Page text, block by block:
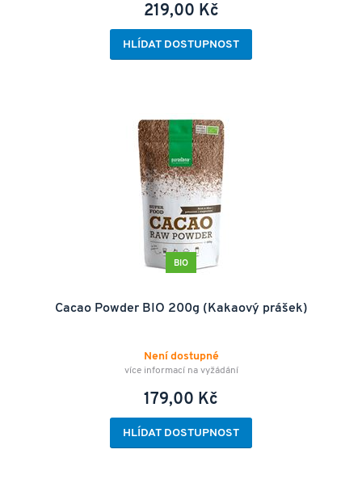
219,00 Kč
HLÍDAT DOSTUPNOST
BIO
Cacao Powder BIO 200g (Kakaový prášek)
Není dostupné
více informací na vyžádání
179,00 Kč
HLÍDAT DOSTUPNOST